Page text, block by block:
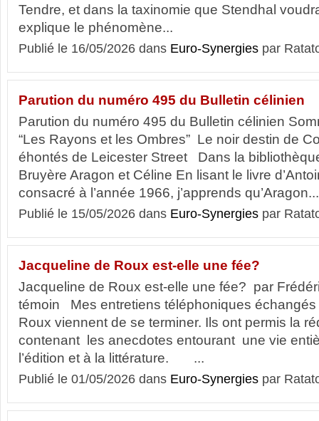
Tendre, et dans la taxinomie que Stendhal
explique le phénomène...
Publié le 16/05/2026 dans Euro-Synergies par
Parution du numéro 495 du Bulletin célinien
Parution du numéro 495 du Bulletin célinien
“Les Rayons et les Ombres” Le noir destin de
éhontés de Leicester Street Dans la
Bruyère Aragon et Céline En lisant le livre
consacré à l’année 1966, j’apprends qu’Aragon...
Publié le 15/05/2026 dans Euro-Synergies par
Jacqueline de Roux est-elle une fée?
Jacqueline de Roux est-elle une fée? par
témoin Mes entretiens téléphoniques
Roux viennent de se terminer. Ils ont permis la
contenant les anecdotes entourant une vie
l’édition et à la littérature. ...
Publié le 01/05/2026 dans Euro-Synergies par